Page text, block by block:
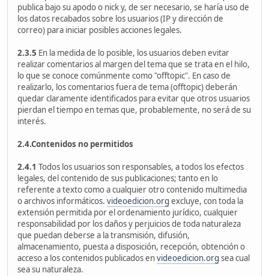
publica bajo su apodo o nick y, de ser necesario, se haría uso de
los datos recabados sobre los usuarios (IP y dirección de
correo) para iniciar posibles acciones legales.
2.3.5 En la medida de lo posible, los usuarios deben evitar
realizar comentarios al margen del tema que se trata en el hilo,
lo que se conoce comúnmente como "offtopic". En caso de
realizarlo, los comentarios fuera de tema (offtopic) deberán
quedar claramente identificados para evitar que otros usuarios
pierdan el tiempo en temas que, probablemente, no será de su
interés.
2.4.Contenidos no permitidos
2.4.1 Todos los usuarios son responsables, a todos los efectos
legales, del contenido de sus publicaciones; tanto en lo
referente a texto como a cualquier otro contenido multimedia
o archivos informáticos. videoedicion.org excluye, con toda la
extensión permitida por el ordenamiento jurídico, cualquier
responsabilidad por los daños y perjuicios de toda naturaleza
que puedan deberse a la transmisión, difusión,
almacenamiento, puesta a disposición, recepción, obtención o
acceso a los contenidos publicados envideoedicion.org sea cual
sea su naturaleza.